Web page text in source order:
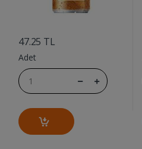
47.25 TL
Adet